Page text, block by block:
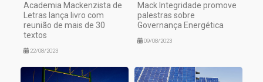
Academia Mackenzista de
Letras lança livro com
reunião de mais de 30
textos
22/08/2023
Mack Integridade promove
palestras sobre
Governança Energética
09/08/2023